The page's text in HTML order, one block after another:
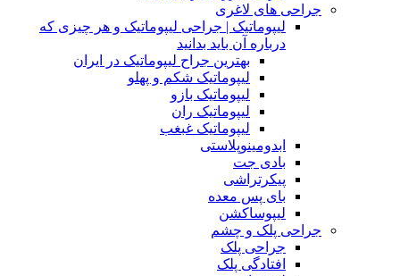
جراحی های لاغری
لیپوماتیک | جراحی لیپوماتیک و هر چیزی که
درباره آن باید بدانید
بهترین جراح لیپوماتیک در ایران
لیپوماتیک شکم و پهلو
لیپوماتیک بازو
لیپوماتیک ران
لیپوماتیک غبغب
ابدومینوپلاستی
بادی‌ جت
پیکرتراشی
بای پس معده
لیپوساکشن
جراحی پلک و چشم
جراحی پلک
افتادگی پلک